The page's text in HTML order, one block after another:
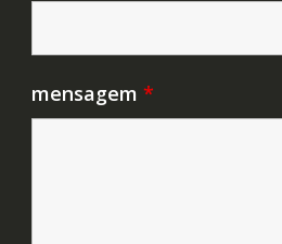
mensagem *